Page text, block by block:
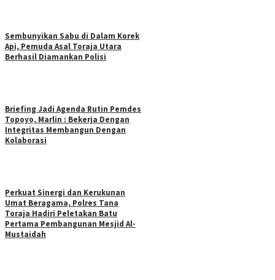
Sembunyikan Sabu di Dalam Korek
Api, Pemuda Asal Toraja Utara
Berhasil Diamankan Polisi
Briefing Jadi Agenda Rutin Pemdes
Topoyo, Marlin : Bekerja Dengan
Integritas Membangun Dengan
Kolaborasi
Perkuat Sinergi dan Kerukunan
Umat Beragama, Polres Tana
Toraja Hadiri Peletakan Batu
Pertama Pembangunan Mesjid Al-
Mustaidah